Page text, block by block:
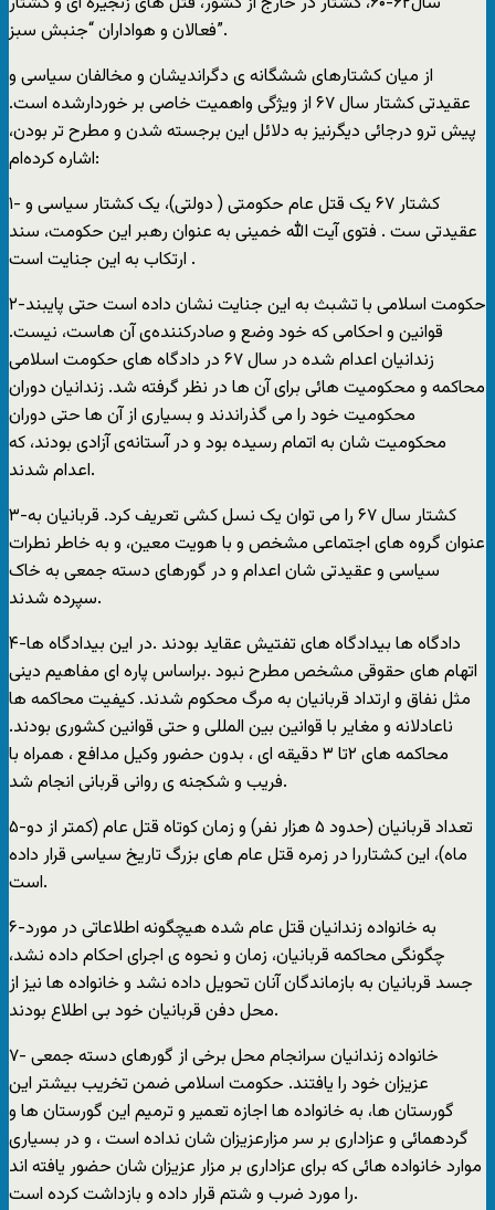
فعالان و هواداران “جنبش سبز”.
از ميان کشتارهای ششگانه ی دگرانديشان و مخالفان سياسی و
عقيدتی کشتار سال ۶۷ از ويژگی واهميت خاصی بر خوردارشده است.
پيش ترو درجائی ديگرنيز به دلائل اين برجسته شدن و مطرح تر بودن،
اشاره کرده‌ام:
۱- کشتار ۶۷ يک قتل عام حکومتی ( دولتی)، يک کشتار سياسی و
عقيدتی ست . فتوی آيت الله خمينی به عنوان رهبر اين حکومت، سند
ارتکاب به اين جنايت است .
۲-حکومت اسلامی با تشبث به اين جنايت نشان داده است حتی پايبند
قوانين و احکامی که خود وضع و صادرکننده‌ی آن هاست، نيست.
زندانيان اعدام شده در سال ۶۷ در دادگاه های حکومت اسلامی
محاکمه و محکوميت هائی برای آن ها در نظر گرفته شد. زندانيان دوران
محکوميت خود را می گذراندند و بسياری از آن ها حتی دوران
محکوميت شان به اتمام رسيده بود و در آستانه‌ی آزادی بودند، که
اعدام شدند.
۳-کشتار سال ۶۷ را می توان يک نسل کشی تعريف کرد. قربانيان به
عنوان گروه های اجتماعی مشخص و با هويت معين، و به خاطر نطرات
سياسی و عقيدتی شان اعدام و در گورهای دسته جمعی به خاک
سپرده شدند.
۴-دادگاه ها بيدادگاه های تفتيش عقايد بودند .در اين بيدادگاه ها
اتهام های حقوقی مشخص مطرح نبود .براساس پاره ای مفاهيم دينی
مثل نفاق و ارتداد قربانيان به مرگ محکوم شدند. کيفيت محاکمه ها
ناعادلانه و مغاير با قوانين بين المللی و حتی قوانين کشوری بودند.
محاکمه های ۲تا ۳ دقيقه ای ، بدون حضور وکيل مدافع ، همراه با
فريب و شکجنه ی روانی قربانی انجام شد.
۵-تعداد قربانيان (حدود ۵ هزار نفر) و زمان کوتاه قتل عام (کمتر از دو
ماه)، اين کشتاررا در زمره قتل عام های بزرگ تاريخ سياسی قرار داده
است.
۶-به خانواده زندانيان قتل عام شده هيچگونه اطلاعاتی در مورد
چگونگی محاکمه قربانيان، زمان و نحوه ی اجرای احکام داده نشد،
جسد قربانيان به بازماندگان آنان تحويل داده نشد و خانواده ها نيز از
محل دفن قربانيان خود بی اطلاع بودند.
۷- خانواده زندانيان سرانجام محل برخی از گورهای دسته جمعی
عزيزان خود را يافتند. حکومت اسلامی ضمن تخريب بيشتر اين
گورستان ها، به خانواده ها اجازه تعمير و ترميم اين گورستان ها و
گردهمائی و عزاداری بر سر مزارعزيزان شان نداده است ، و در بسياری
موارد خانواده هائی که برای عزاداری بر مزار عزيزان شان حضور يافته اند
را مورد ضرب و شتم قرار داده و بازداشت کرده است.